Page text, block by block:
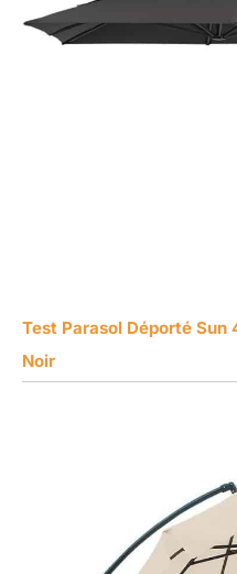
Test Parasol Déporté Sun
Noir